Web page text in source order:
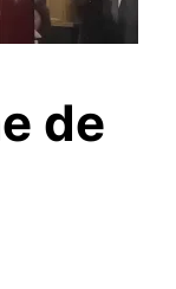
de